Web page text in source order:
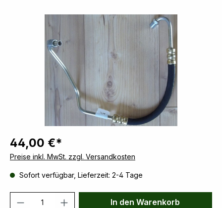
44,00 €*
Preise inkl. MwSt. zzgl. Versandkosten
Sofort verfügbar, Lieferzeit: 2-4 Tage
Produkt Anzahl: Gib denIn den Warenkorb